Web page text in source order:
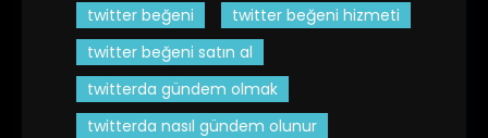
twitter beğeni
twitter beğeni hizmeti
twitter beğeni satın al
twitterda gündem olmak
twitterda nasıl gündem olunur